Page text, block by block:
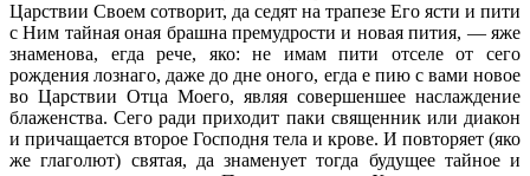
Царствии Своем сотворит, да седят на трапезе Его ясти и пити
с Ним тайная оная брашна премудрости и новая пития, — яже
знаменова, егда рече, яко: не имам пити отселе от сего
рождения лознаго, даже до дне оного, егда е пию с вами новое
во Царствии Отца Моего, являя совершеншее наслаждение
блаженства. Сего ради приходит паки священник или диакон
и причащается второе Господня тела и крове. И повторяет (яко
же глаголют) святая, да знаменует тогда будущее тайное и